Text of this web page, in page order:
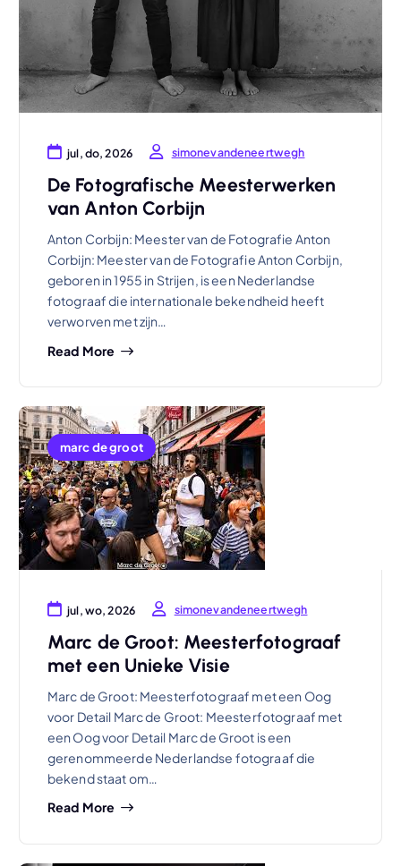
jul, do, 2026 simonevandeneertwegh
De Fotografische Meesterwerken
van Anton Corbijn
Anton Corbijn: Meester van de Fotografie Anton
Corbijn: Meester van de Fotografie Anton Corbijn,
geboren in 1955 in Strijen, is een Nederlandse
fotograaf die internationale bekendheid heeft
verworven met zijn…
Read More
marc de groot
jul, wo, 2026 simonevandeneertwegh
Marc de Groot: Meesterfotograaf
met een Unieke Visie
Marc de Groot: Meesterfotograaf met een Oog
voor Detail Marc de Groot: Meesterfotograaf met
een Oog voor Detail Marc de Groot is een
gerenommeerde Nederlandse fotograaf die
bekend staat om…
Read More